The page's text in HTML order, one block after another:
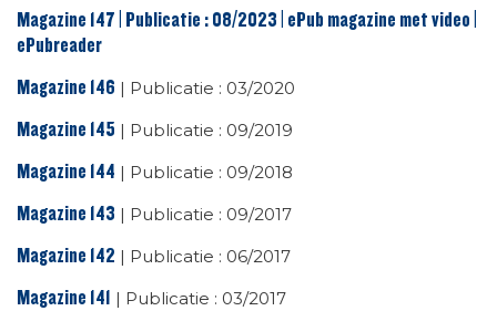
Magazine 147 | Publicatie : 08/2023 | ePub magazine met video |
ePubreader
Magazine 146 | Publicatie : 03/2020
Magazine 145 | Publicatie : 09/2019
Magazine 144 | Publicatie : 09/2018
Magazine 143 | Publicatie : 09/2017
Magazine 142 | Publicatie : 06/2017
Magazine 141 | Publicatie : 03/2017